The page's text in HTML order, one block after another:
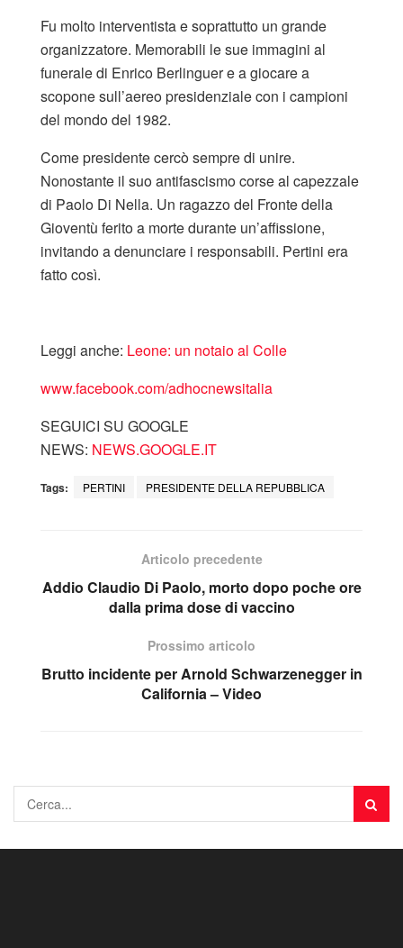
Fu molto interventista e soprattutto un grande
organizzatore. Memorabili le sue immagini al
funerale di Enrico Berlinguer e a giocare a
scopone sull’aereo presidenziale con i campioni
del mondo del 1982.
Come presidente cercò sempre di unire.
Nonostante il suo antifascismo corse al capezzale
di Paolo Di Nella. Un ragazzo del Fronte della
Gioventù ferito a morte durante un’affissione,
invitando a denunciare i responsabili. Pertini era
fatto così.
Leggi anche: Leone: un notaio al Colle
www.facebook.com/adhocnewsitalia
SEGUICI SU GOOGLE
NEWS: NEWS.GOOGLE.IT
Tags: PERTINI PRESIDENTE DELLA REPUBBLICA
Articolo precedente
Addio Claudio Di Paolo, morto dopo poche ore
dalla prima dose di vaccino
Prossimo articolo
Brutto incidente per Arnold Schwarzenegger in
California – Video